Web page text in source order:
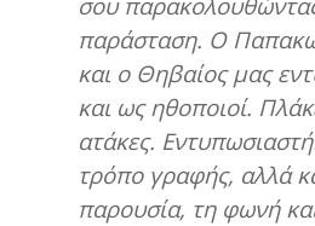
παράσταση. Ο
και ο Θηβαίος μας
και ως ηθοποιοί.
ατάκες.
τρόπο γραφής, αλλά
παρουσία, τη φωνή